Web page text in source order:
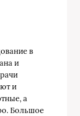
в
и
и
а
Большое